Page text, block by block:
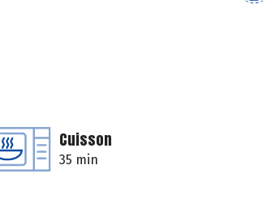
Cuisson
35 min